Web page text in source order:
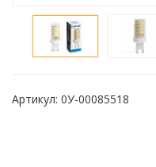
Артикул: 0У-00085518